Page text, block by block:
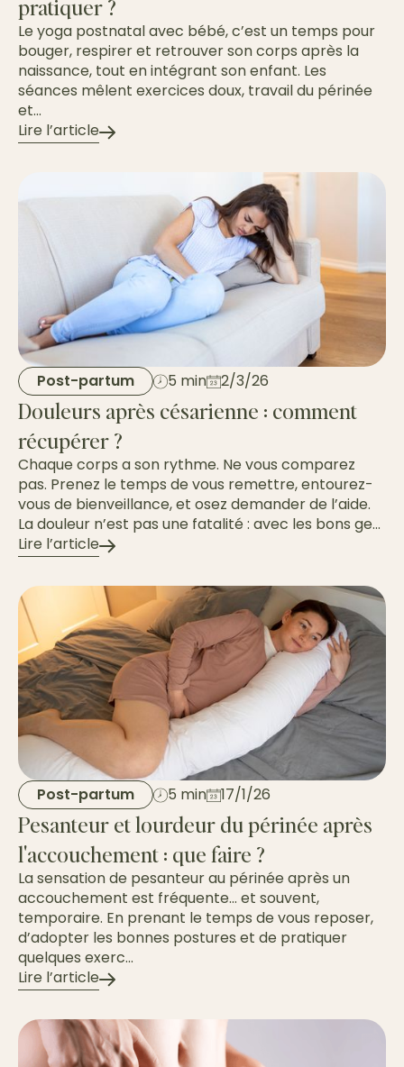
pratiquer ?
Le yoga postnatal avec bébé, c’est un temps pour
bouger, respirer et retrouver son corps après la
naissance, tout en intégrant son enfant. Les
séances mêlent exercices doux, travail du périnée
et...
Lire l’article
Post-partum 5 min 2/3/26
Douleurs après césarienne : comment
récupérer ?
Chaque corps a son rythme. Ne vous comparez
pas. Prenez le temps de vous remettre, entourez-
vous de bienveillance, et osez demander de l’aide.
La douleur n’est pas une fatalité : avec les bons ge...
Lire l’article
Post-partum 5 min 17/1/26
Pesanteur et lourdeur du périnée après
l'accouchement : que faire ?
La sensation de pesanteur au périnée après un
accouchement est fréquente… et souvent,
temporaire. En prenant le temps de vous reposer,
d’adopter les bonnes postures et de pratiquer
quelques exerc...
Lire l’article